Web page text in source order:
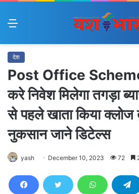
Menu
देश
Post Office
करे निवेश मिलेगा तगड़ा
से पहले खाता किया क्लोज
नुकसान जाने डिटेल्स
yash December 10, 2023 72